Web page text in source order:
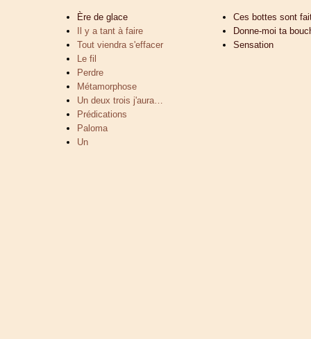
Ère de glace
Il y a tant à faire
Tout viendra s'effacer
Le fil
Perdre
Métamorphose
Un deux trois j'aura…
Prédications
Paloma
Un
Ces bottes sont
Donne-moi ta
Sensation